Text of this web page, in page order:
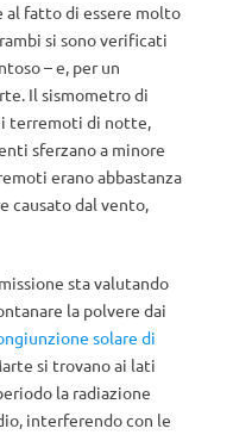
al fatto di essere molto
si sono verificati
– e, per un
Il sismometro di
terremoti di notte,
sferzano a minore
erano abbastanza
causato dal vento,
sta valutando
la polvere dai
solare di
si trovano ai lati
la radiazione
interferendo con le